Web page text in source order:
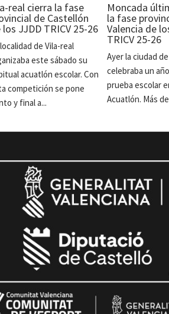
real cierra la fase
de Castellón
los JJDD TRICV 25-26
de Vila-real
este sábado su
acuatlón escolar. Con
competición se pone
y final a...
Moncada
la fase
Valencia de
TRICV 25-26
Ayer la ciudad
celebraba un
prueba escolar
Acuatlón. Más